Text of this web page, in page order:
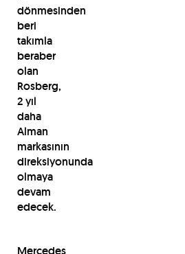
dönmesinden
beri
takımla
beraber
olan
Rosberg,
2 yıl
daha
Alman
markasının
direksiyonunda
olmaya
devam
edecek.
Mercedes